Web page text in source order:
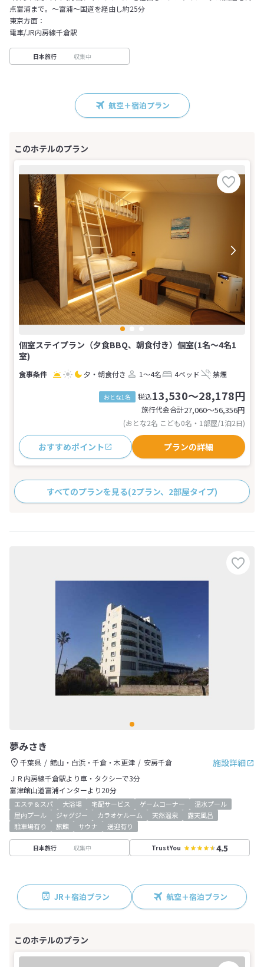
点富浦まで。～富浦～国道を経由し約25分
東京方面：
電車/JR内房線千倉駅
日本旅行 収集中
航空＋宿泊プラン
個室ステイプラン（夕食BBQ、朝食付き）個室(1名～4名1
室)
夕・朝食付き 1～4名 4ベッド 禁煙
おとな1名 税込13,530～28,178円
旅行代金合計27,060〜56,356円
(おとな2名 こども0名・1部屋/1泊2日)
おすすめポイント プランの詳細
すべてのプランを見る(2プラン、2部屋タイプ)
夢みさき
施設詳細
千葉県 館山・白浜・千倉・木更津
安房千倉
ＪＲ内房線千倉駅より車・タクシーで3分
富津館山道富浦インターより20分
エステ＆スパ 大浴場 宅配サービス ゲームコーナー
温水プール
屋内プール
ジャグジー カラオケルーム 天然温泉
露天風呂
駐車場有り
旅館 サウナ 送迎有り
日本旅行 収集中 TrustYou 4.5
JR＋宿泊プラン 航空＋宿泊プラン